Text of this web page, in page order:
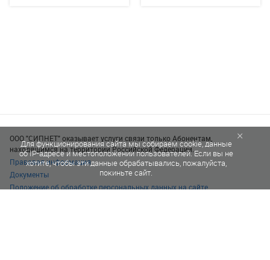
ООО "СИПНЕТ" оказывает услуги связи только Абонентам,
находящимся на территории Российской Федерации.
Правовая информация
Документы
Положение об обработке персональных данных на сайте
Для функционирования сайта мы собираем cookie, данные
об IP-адресе и местоположении пользователей. Если вы не
хотите, чтобы эти данные обрабатывались, пожалуйста,
покиньте сайт.
×